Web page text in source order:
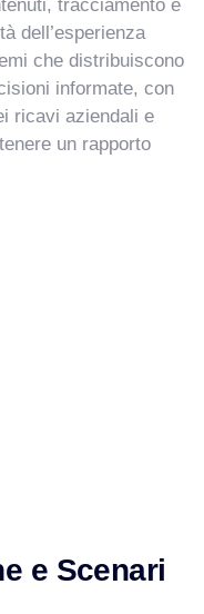
tracciamento e
dell’esperienza
che distribuiscono
informate, con
ricavi aziendali e
un rapporto
e Scenari